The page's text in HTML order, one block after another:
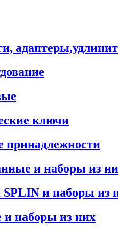
ключи
принадлежности
и наборы из
и наборы из
наборы из них